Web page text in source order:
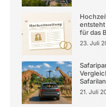
für das
23. Juli
21. Juli